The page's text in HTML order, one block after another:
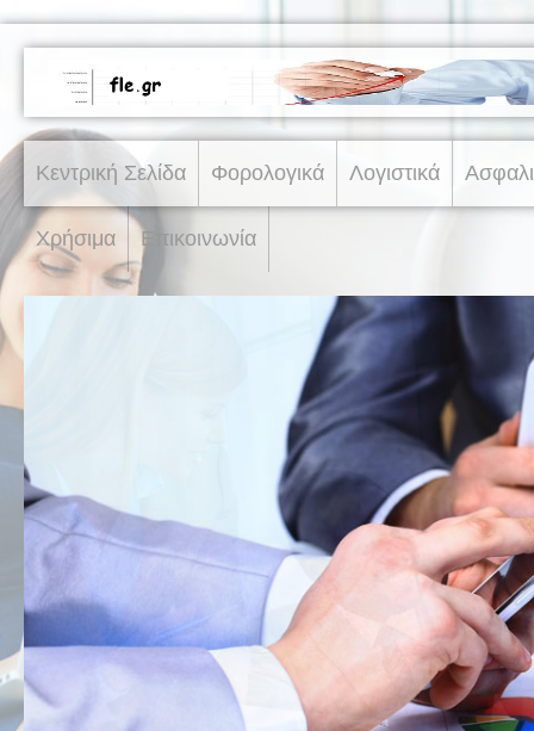
Κεντρική Σελίδα Φορολογικά Λογιστικά
Χρήσιμα Επικοινωνία